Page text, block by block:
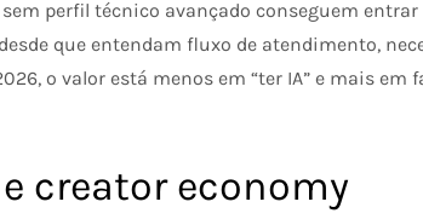
perfil técnico avançado conseguem
que entendam fluxo de atendimento,
o valor está menos em “ter IA” e mais
creator economy